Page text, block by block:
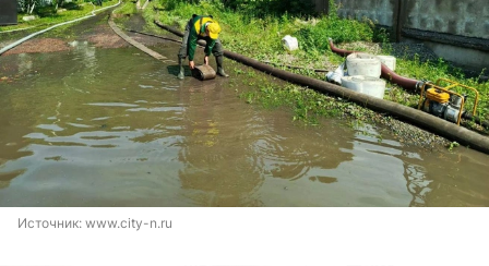
Источник: www.city-n.ru